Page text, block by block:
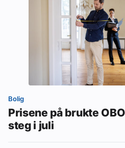
Bolig
Prisene på brukte
steg i juli